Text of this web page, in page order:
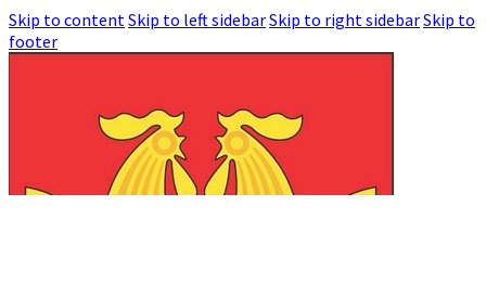
Skip to contentSkip to left sidebarSkip to right sidebarSkip to
footer